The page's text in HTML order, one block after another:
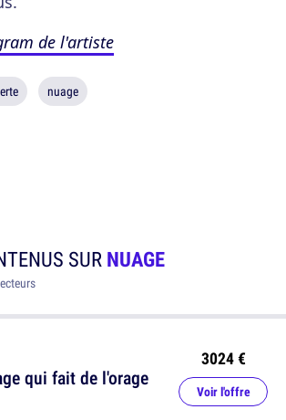
de l'artiste
nuage
SURNUAGE
qui fait de l'orage
3024 €
Voir l'offre